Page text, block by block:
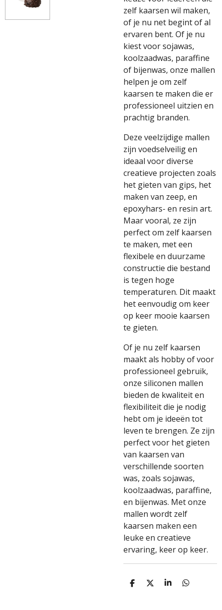
zelf kaarsen wil maken,
of je nu net begint of al
ervaren bent. Of je nu
kiest voor sojawas,
koolzaadwas, paraffine
of bijenwas, onze mallen
helpen je om zelf
kaarsen te maken die er
professioneel uitzien en
prachtig branden.
Deze veelzijdige mallen
zijn voedselveilig en
ideaal voor diverse
creatieve projecten zoals
het gieten van gips, het
maken van zeep, en
epoxyhars- en resin art.
Maar vooral, ze zijn
perfect om zelf kaarsen
te maken, met een
flexibele en duurzame
constructie die bestand
is tegen hoge
temperaturen. Dit maakt
het eenvoudig om keer
op keer mooie kaarsen
te gieten.
Of je nu zelf kaarsen
maakt als hobby of voor
professioneel gebruik,
onze siliconen mallen
bieden de kwaliteit en
flexibiliteit die je nodig
hebt om je ideeën tot
leven te brengen. Ze zijn
perfect voor het gieten
van kaarsen van
verschillende soorten
was, zoals sojawas,
koolzaadwas, paraffine,
en bijenwas. Met onze
mallen wordt zelf
kaarsen maken een
leuke en creatieve
ervaring, keer op keer.
D
D
S
D